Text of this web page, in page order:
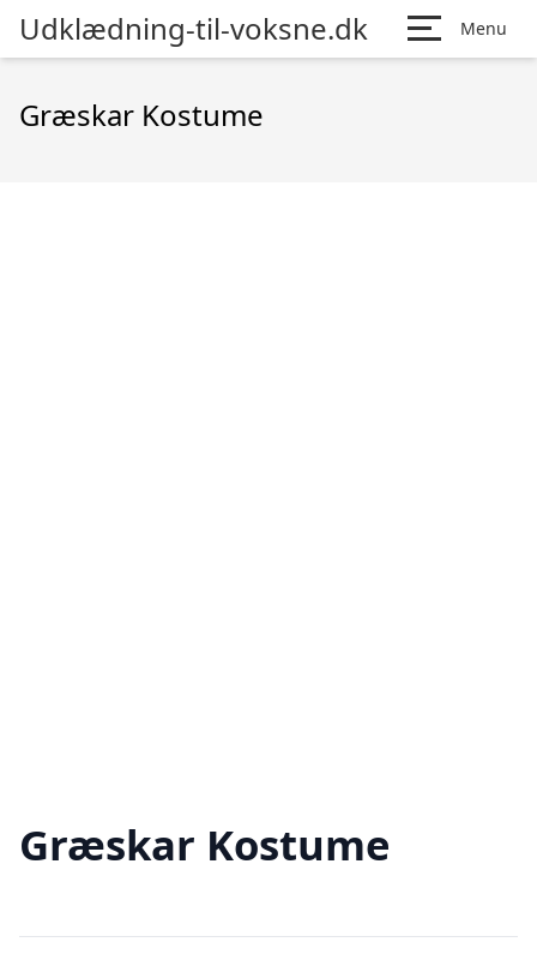
Udklædning-til-voksne.dk Menu
Græskar Kostume
Græskar Kostume